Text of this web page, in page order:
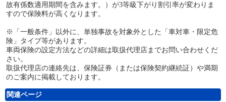
故有係数適用期間を含みます。）が3等級下がり割引率が変わりま
すので保険料が高くなります。
※「一般条件」以外に、単独事故を対象外とした「車対車・限定危
険」タイプ等があります。
車両保険の設定方法などの詳細は取扱代理店までお問い合わせくだ
さい。
取扱代理店の連絡先は、保険証券（または保険契約継続証）や満期
のご案内に掲載しております。
関連ページ